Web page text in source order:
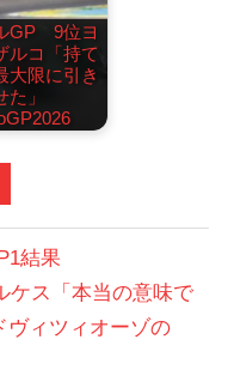
GP 9位ヨ
ルコ「持て
大限に引き
た」
結果
ス「本当の意味で
ヴィツィオーゾの